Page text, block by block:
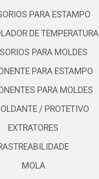
PARA ESTAMPO
DE TEMPERATURA
PARA MOLDES
PARA ESTAMPO
PARA MOLDES
/ PROTETIVO
EXTRATORES
MOLA